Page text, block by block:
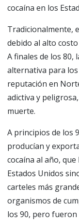
cocaína en los
Tradicionalmente,
debido al alto
A finales de los 80,
alternativa para
reputación en
adictiva y
muerte.
A principios de los
producían y
cocaína al año,
Estados Unidos
carteles más
organismos de
los 90, pero